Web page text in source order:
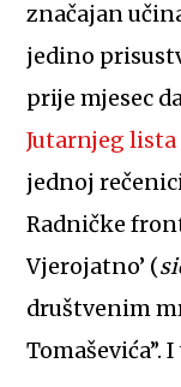
značajan
jedino
prije mjesec
Jutarnjeg lista
jednoj
Radničke
Vjerojatno’ (
društvenim
Tomaševića”.